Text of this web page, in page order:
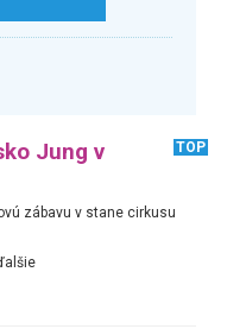
Jung v
TOP
zábavu v stane cirkusu